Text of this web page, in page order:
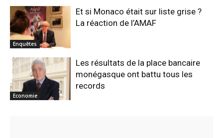
Enquêtes
Et si Monaco était sur liste grise ?
La réaction de l’AMAF
Economie
Les résultats de la place bancaire
monégasque ont battu tous les
records